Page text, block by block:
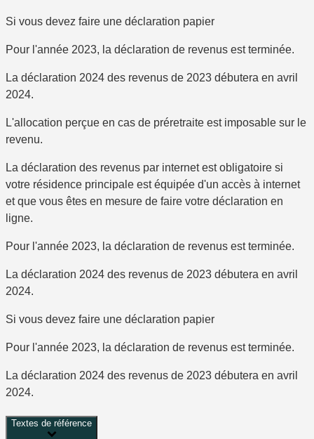
Si vous devez faire une déclaration papier
Pour l'année 2023, la déclaration de revenus est terminée.
La déclaration 2024 des revenus de 2023 débutera en avril
2024.
L'allocation perçue en cas de préretraite est imposable sur le
revenu.
La déclaration des revenus par internetest obligatoire si
votre résidence principale est équipée d'un accès à internet
et que vous êtes en mesure de faire votre déclaration en
ligne.
Pour l'année 2023, la déclaration de revenus est terminée.
La déclaration 2024 des revenus de 2023 débutera en avril
2024.
Si vous devez faire une déclaration papier
Pour l'année 2023, la déclaration de revenus est terminée.
La déclaration 2024 des revenus de 2023 débutera en avril
2024.
Textes de référence